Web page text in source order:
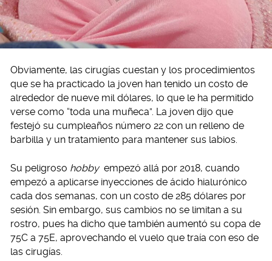
Obviamente, las cirugías cuestan y los procedimientos
que se ha practicado la joven han tenido un costo de
alrededor de nueve mil dólares, lo que le ha permitido
verse como “toda una muñeca”. La joven dijo que
festejó su cumpleaños número 22 con un relleno de
barbilla y un tratamiento para mantener sus labios.
Su peligroso hobby empezó allá por 2018, cuando
empezó a aplicarse inyecciones de ácido hialurónico
cada dos semanas, con un costo de 285 dólares por
sesión. Sin embargo, sus cambios no se limitan a su
rostro, pues ha dicho que también aumentó su copa de
75C a 75E, aprovechando el vuelo que traía con eso de
las cirugías.